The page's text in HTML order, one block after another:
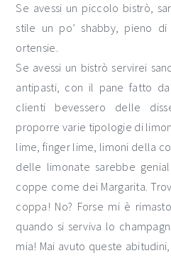
Se avessi un piccolo bistrò,
stile un po’ shabby, pieno
ortensie.
Se avessi un bistrò servirei
antipasti, con il pane fatto
clienti bevessero delle
proporre varie tipologie di
lime, finger lime, limoni della
delle limonate sarebbe
coppe come dei Margarita.
coppa! No? Forse mi è
quando si serviva lo
mia! Mai avuto queste